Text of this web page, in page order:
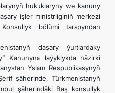
hukuklaryny we kanuny
işler ministrliginiň merkezi
bölümi tarapyndan
daşary ýurtlardaky
Kanunyna laýyklykda häzirki
Yslam Respublikasynyň
şäherinde, Türkmenistanyň
şäherindäki Baş konsullyk